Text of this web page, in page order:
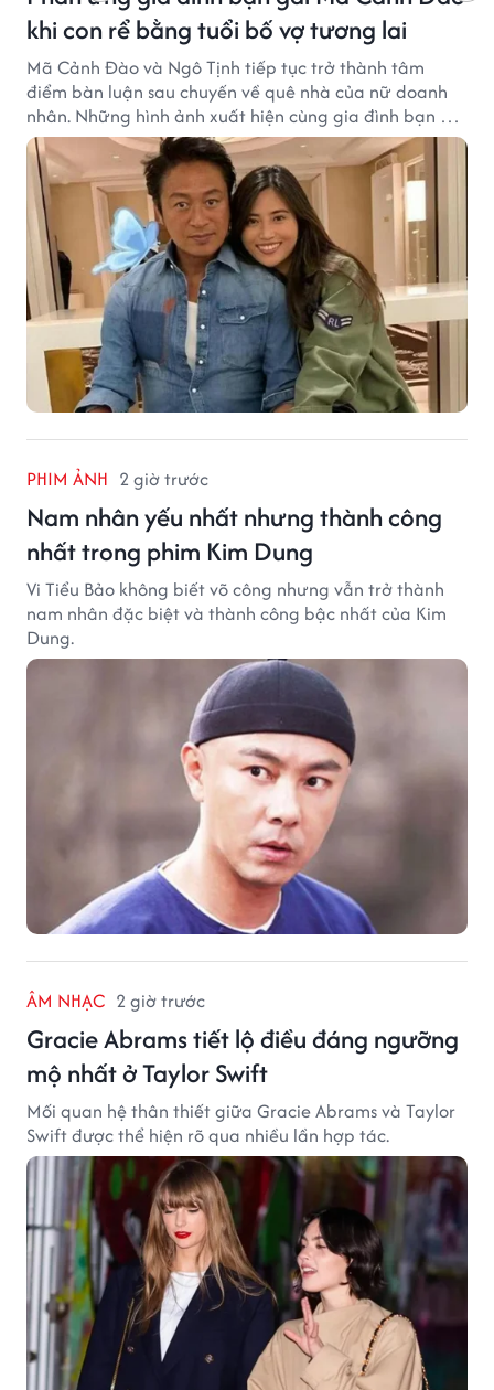
khi con rể bằng tuổi bố vợ tương lai
Mã Cảnh Đào và Ngô Tịnh tiếp tục trở thành tâm
điểm bàn luận sau chuyến về quê nhà của nữ doanh
nhân. Những hình ảnh xuất hiện cùng gia đình bạn gái
Mã Cảnh Đào đang thu hút sự quan tâm trên mạng
xã hội.
PHIM ẢNH 2 giờ trước
Nam nhân yếu nhất nhưng thành công
nhất trong phim Kim Dung
Vi Tiểu Bảo không biết võ công nhưng vẫn trở thành
nam nhân đặc biệt và thành công bậc nhất của Kim
Dung.
ÂM NHẠC 2 giờ trước
Gracie Abrams tiết lộ điều đáng ngưỡng
mộ nhất ở Taylor Swift
Mối quan hệ thân thiết giữa Gracie Abrams và Taylor
Swift được thể hiện rõ qua nhiều lần hợp tác.